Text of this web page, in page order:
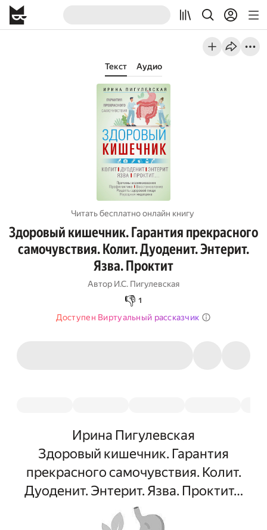
Текст Аудио
Читать бесплатно онлайн книгу
Здоровый кишечник. Гарантия прекрасного
самочувствия. Колит. Дуоденит. Энтерит.
Язва. Проктит
Автор И.С. Пигулевская
👎 1
Доступен Виртуальный рассказчик
Ирина Пигулевская
Здоровый кишечник. Гарантия
прекрасного самочувствия. Колит.
Дуоденит. Энтерит. Язва. Проктит…